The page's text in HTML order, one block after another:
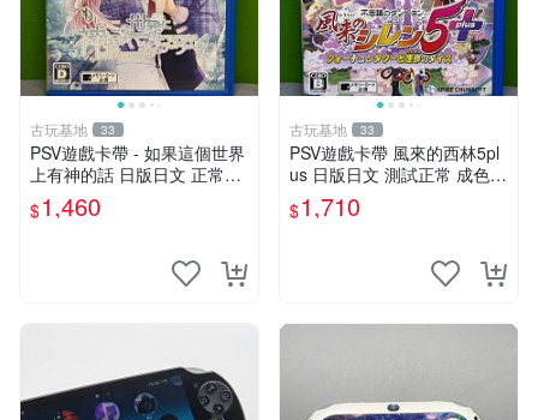
古玩基地 33
PSV遊戲卡帶 - 如果這個世界
上有神的話 日版日文 正常可
玩 神秘成色參考圖 售後不退
如果這是你想找的游戲 請先
$1,460
古玩基地 33
PSV遊戲卡帶 風來的西林5pl
us 日版日文 測試正常 成色如
圖 買家自負 風來的西林5plus
PSV 日版
$1,710